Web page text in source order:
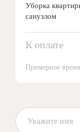
Уборка
санузлом
К оплате
Примерное